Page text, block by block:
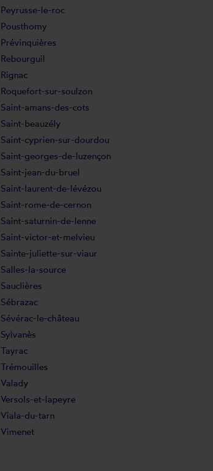
Peyrusse-le-roc
Pousthomy
Prévinquières
Rebourguil
Rignac
Roquefort-sur-soulzon
Saint-amans-des-cots
Saint-beauzély
Saint-cyprien-sur-dourdou
Saint-georges-de-luzençon
Saint-jean-du-bruel
Saint-laurent-de-lévézou
Saint-rome-de-cernon
Saint-saturnin-de-lenne
Saint-victor-et-melvieu
Sainte-juliette-sur-viaur
Salles-la-source
Sauclières
Sébrazac
Sévérac-le-château
Sylvanès
Tayrac
Trémouilles
Valady
Versols-et-lapeyre
Viala-du-tarn
Vimenet